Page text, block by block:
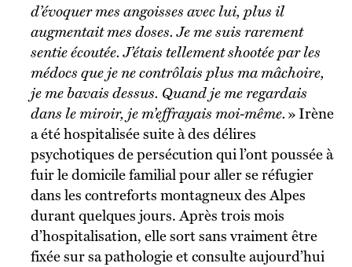
d’évoquer mes angoisses avec lui, plus il
augmentait mes doses. Je me suis rarement
sentie écoutée. J’étais tellement shootée par les
médocs que je ne contrôlais plus ma mâchoire,
je me bavais dessus. Quand je me regardais
dans le miroir, je m’effrayais moi-même. » Irène
a été hospitalisée suite à des délires
psychotiques de persécution qui l’ont poussée à
fuir le domicile familial pour aller se réfugier
dans les contreforts montagneux des Alpes
durant quelques jours. Après trois mois
d’hospitalisation, elle sort sans vraiment être
fixée sur sa pathologie et consulte aujourd’hui